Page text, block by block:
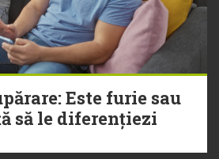
Este furie sau
să le diferențiezi